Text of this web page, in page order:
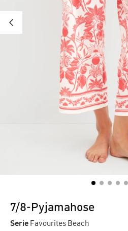
7/8-Pyjamahose
Serie Favourites Beach